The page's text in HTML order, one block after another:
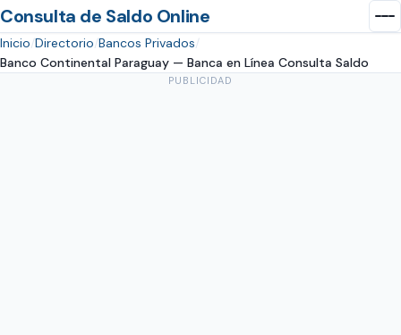
Consulta de Saldo Online
Inicio Directorio Bancos Privados
Banco Continental Paraguay — Banca en Línea Consulta Saldo
PUBLICIDAD